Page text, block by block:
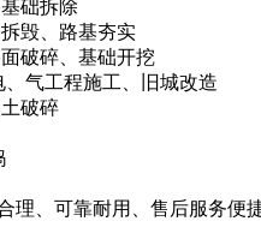
础拆除
毁、路基夯实
破碎、基础开挖
气工程施工、旧城改造
破碎
理、可靠耐用、售后服务便